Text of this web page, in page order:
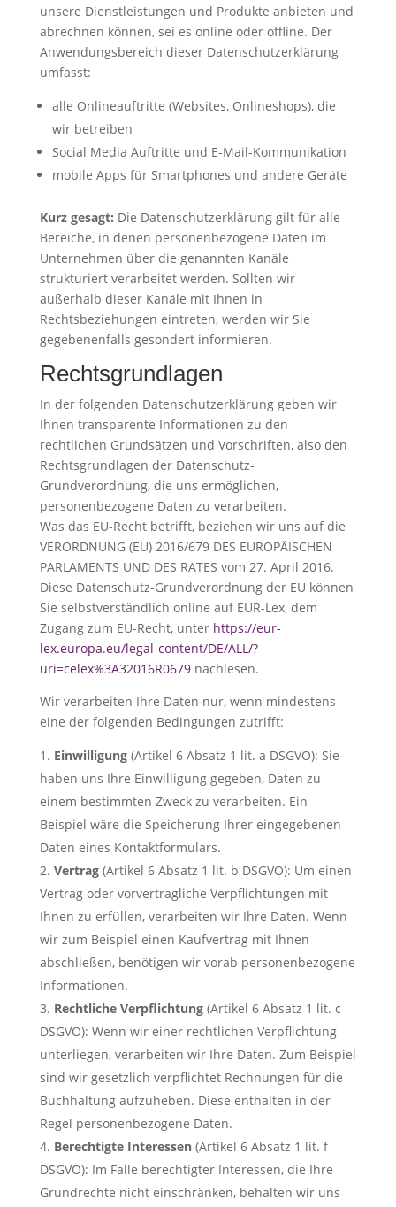
unsere Dienstleistungen und Produkte anbieten und
abrechnen können, sei es online oder offline. Der
Anwendungsbereich dieser Datenschutzerklärung
umfasst:
alle Onlineauftritte (Websites, Onlineshops), die
wir betreiben
Social Media Auftritte und E-Mail-Kommunikation
mobile Apps für Smartphones und andere Geräte
Kurz gesagt: Die Datenschutzerklärung gilt für alle
Bereiche, in denen personenbezogene Daten im
Unternehmen über die genannten Kanäle
strukturiert verarbeitet werden. Sollten wir
außerhalb dieser Kanäle mit Ihnen in
Rechtsbeziehungen eintreten, werden wir Sie
gegebenenfalls gesondert informieren.
Rechtsgrundlagen
In der folgenden Datenschutzerklärung geben wir
Ihnen transparente Informationen zu den
rechtlichen Grundsätzen und Vorschriften, also den
Rechtsgrundlagen der Datenschutz-
Grundverordnung, die uns ermöglichen,
personenbezogene Daten zu verarbeiten.
Was das EU-Recht betrifft, beziehen wir uns auf die
VERORDNUNG (EU) 2016/679 DES EUROPÄISCHEN
PARLAMENTS UND DES RATES vom 27. April 2016.
Diese Datenschutz-Grundverordnung der EU können
Sie selbstverständlich online auf EUR-Lex, dem
Zugang zum EU-Recht, unter https://eur-
lex.europa.eu/legal-content/DE/ALL/?
uri=celex%3A32016R0679nachlesen.
Wir verarbeiten Ihre Daten nur, wenn mindestens
eine der folgenden Bedingungen zutrifft:
Einwilligung(Artikel 6 Absatz 1 lit. a DSGVO): Sie
haben uns Ihre Einwilligung gegeben, Daten zu
einem bestimmten Zweck zu verarbeiten. Ein
Beispiel wäre die Speicherung Ihrer eingegebenen
Daten eines Kontaktformulars.
Vertrag(Artikel 6 Absatz 1 lit. b DSGVO): Um einen
Vertrag oder vorvertragliche Verpflichtungen mit
Ihnen zu erfüllen, verarbeiten wir Ihre Daten. Wenn
wir zum Beispiel einen Kaufvertrag mit Ihnen
abschließen, benötigen wir vorab personenbezogene
Informationen.
Rechtliche Verpflichtung(Artikel 6 Absatz 1 lit. c
DSGVO): Wenn wir einer rechtlichen Verpflichtung
unterliegen, verarbeiten wir Ihre Daten. Zum Beispiel
sind wir gesetzlich verpflichtet Rechnungen für die
Buchhaltung aufzuheben. Diese enthalten in der
Regel personenbezogene Daten.
Berechtigte Interessen(Artikel 6 Absatz 1 lit. f
DSGVO): Im Falle berechtigter Interessen, die Ihre
Grundrechte nicht einschränken, behalten wir uns